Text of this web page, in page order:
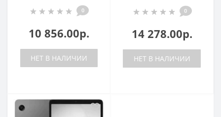
0
10 856.00р.
НЕТ В НАЛИЧИИ
0
14 278.00р.
НЕТ В НАЛИЧИИ